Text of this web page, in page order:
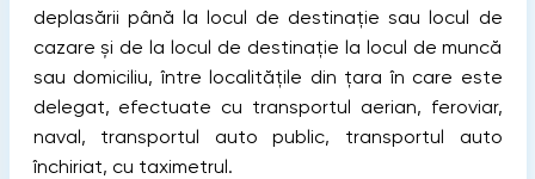
deplasării până la locul de destinație sau locul de
cazare și de la locul de destinație la locul de muncă
sau domiciliu, între localitățile din țara în care este
delegat, efectuate cu transportul aerian, feroviar,
naval, transportul auto public, transportul auto
închiriat, cu taximetrul.